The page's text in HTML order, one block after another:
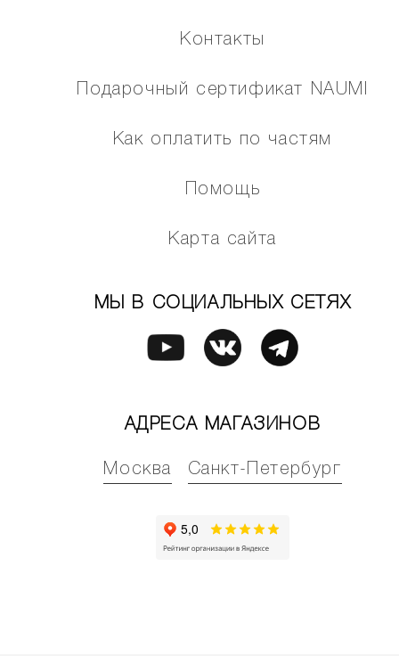
Контакты
Подарочный сертификат NAUMI
Как оплатить по частям
Помощь
Карта сайта
МЫ В СОЦИАЛЬНЫХ СЕТЯХ
АДРЕСА МАГАЗИНОВ
Москва Санкт-Петербург